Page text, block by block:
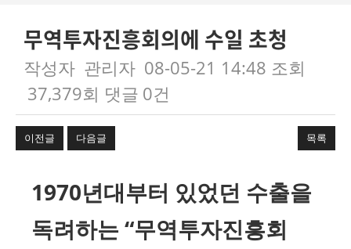
무역투자진흥회의에 수일 초청
작성자 관리자 08-05-21 14:48 조회
37,379회 댓글 0건
이전글 다음글 목록
1970년대부터 있었던 수출을
독려하는 “무역투자진흥회